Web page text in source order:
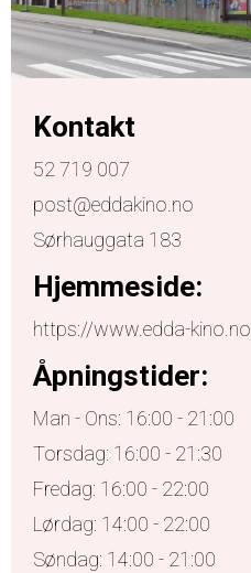
Kontakt
52 719 007
post@eddakino.no
Sørhauggata 183
Hjemmeside:
https://www.edda-kino.no
Åpningstider:
Man - Ons: 16:00 - 21:00
Torsdag: 16:00 - 21:30
Fredag: 16:00 - 22:00
Lørdag: 14:00 - 22:00
Søndag: 14:00 - 21:00